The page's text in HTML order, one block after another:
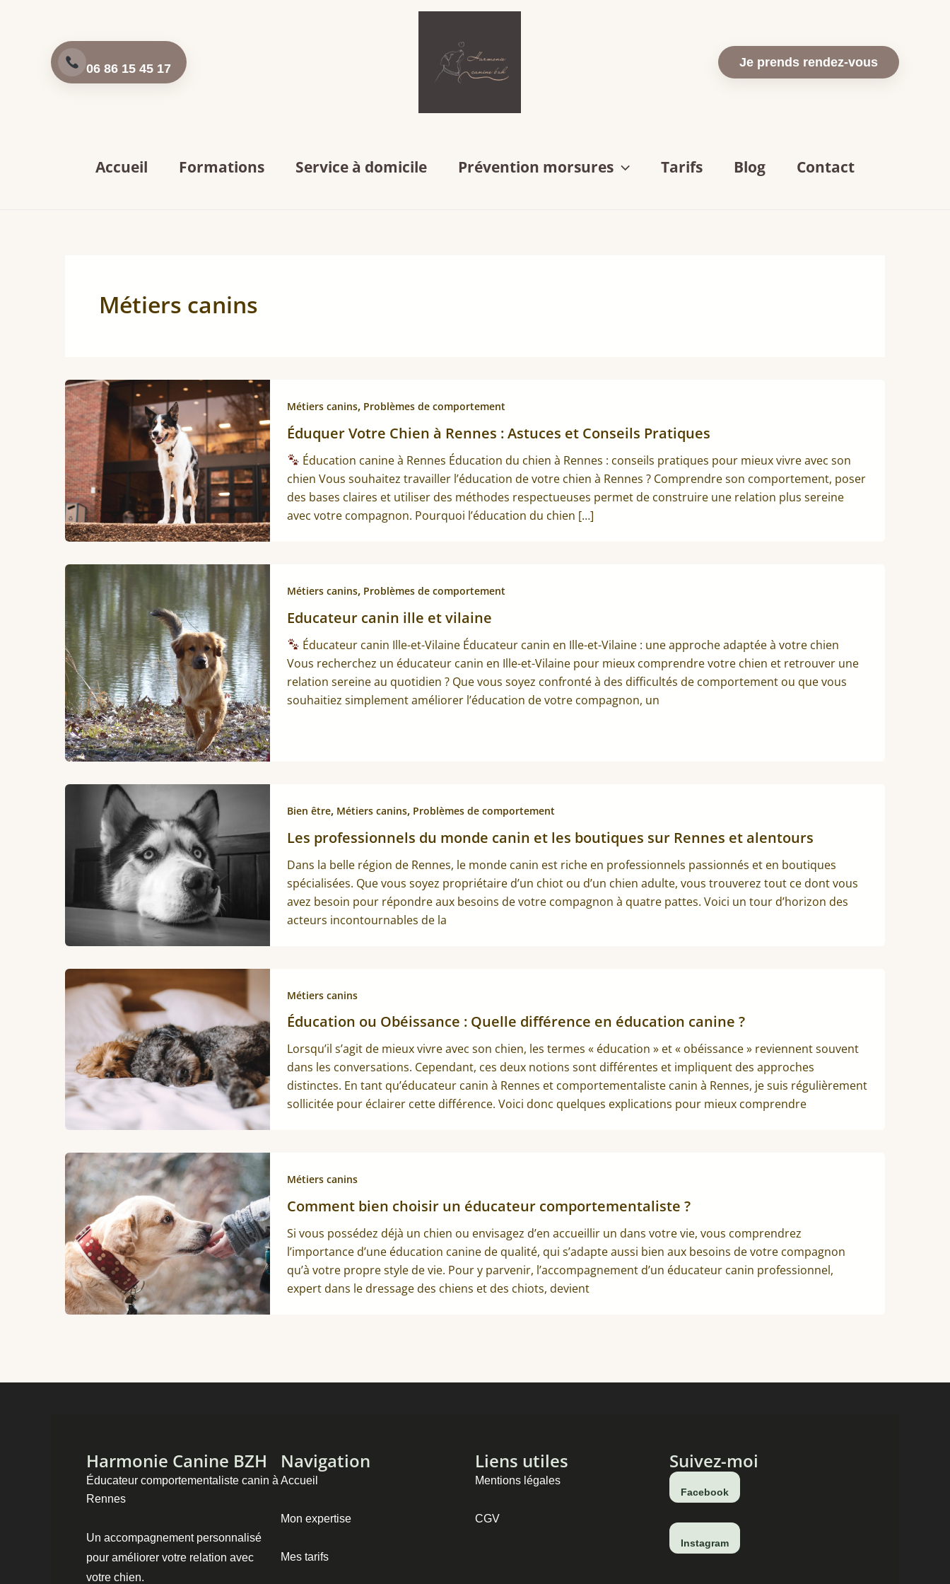
06 86 15 45 17 Je prends rendez-vous
Accueil Formations Service à domicile Prévention morsures Tarifs Blog Contact
Métiers canins
Métiers canins, Problèmes de comportement
Éduquer Votre Chien à Rennes : Astuces et Conseils Pratiques
Éducation canine à Rennes Éducation du chien à Rennes : conseils pratiques pour mieux vivre avec son
chien Vous souhaitez travailler l’éducation de votre chien à Rennes ? Comprendre son comportement, poser
des bases claires et utiliser des méthodes respectueuses permet de construire une relation plus sereine
avec votre compagnon. Pourquoi l’éducation du chien […]
Métiers canins, Problèmes de comportement
Educateur canin ille et vilaine
Éducateur canin Ille-et-Vilaine Éducateur canin en Ille-et-Vilaine : une approche adaptée à votre chien
Vous recherchez un éducateur canin en Ille-et-Vilaine pour mieux comprendre votre chien et retrouver une
relation sereine au quotidien ? Que vous soyez confronté à des difficultés de comportement ou que vous
souhaitiez simplement améliorer l’éducation de votre compagnon, un
Bien être, Métiers canins, Problèmes de comportement
Les professionnels du monde canin et les boutiques sur Rennes et alentours
Dans la belle région de Rennes, le monde canin est riche en professionnels passionnés et en boutiques
spécialisées. Que vous soyez propriétaire d’un chiot ou d’un chien adulte, vous trouverez tout ce dont vous
avez besoin pour répondre aux besoins de votre compagnon à quatre pattes. Voici un tour d’horizon des
acteurs incontournables de la
Métiers canins
Éducation ou Obéissance : Quelle différence en éducation canine ?
Lorsqu’il s’agit de mieux vivre avec son chien, les termes « éducation » et « obéissance » reviennent souvent
dans les conversations. Cependant, ces deux notions sont différentes et impliquent des approches
distinctes. En tant qu’éducateur canin à Rennes et comportementaliste canin à Rennes, je suis régulièrement
sollicitée pour éclairer cette différence. Voici donc quelques explications pour mieux comprendre
Métiers canins
Comment bien choisir un éducateur comportementaliste ?
Si vous possédez déjà un chien ou envisagez d’en accueillir un dans votre vie, vous comprendrez
l’importance d’une éducation canine de qualité, qui s’adapte aussi bien aux besoins de votre compagnon
qu’à votre propre style de vie. Pour y parvenir, l’accompagnement d’un éducateur canin professionnel,
expert dans le dressage des chiens et des chiots, devient
Harmonie Canine BZH
Éducateur comportementaliste canin à
Rennes
Un accompagnement personnalisé
pour améliorer votre relation avec
votre chien.
Navigation
Accueil
Mon expertise
Mes tarifs
Liens utiles
Mentions légales
CGV
Suivez-moi
Facebook
Instagram